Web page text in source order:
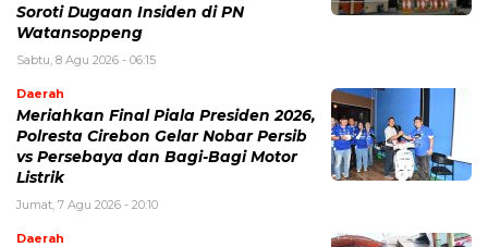
Soroti Dugaan Insiden di PN
Watansoppeng
Sabtu, 8 Agu 2026 - 06:15
Daerah
Meriahkan Final Piala Presiden 2026,
Polresta Cirebon Gelar Nobar Persib
vs Persebaya dan Bagi-Bagi Motor
Listrik
Jumat, 7 Agu 2026 - 20:10
Daerah